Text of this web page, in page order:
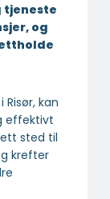
tjeneste
og
kan
effektivt
sted til
krefter